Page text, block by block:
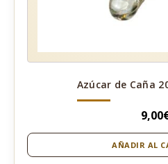
Azúcar de Caña
9,00
AÑADIR AL